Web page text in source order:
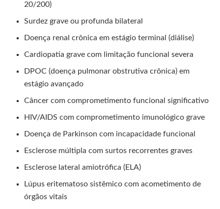
20/200)
Surdez grave ou profunda bilateral
Doença renal crônica em estágio terminal (diálise)
Cardiopatia grave com limitação funcional severa
DPOC (doença pulmonar obstrutiva crônica) em
estágio avançado
Câncer com comprometimento funcional significativo
HIV/AIDS com comprometimento imunológico grave
Doença de Parkinson com incapacidade funcional
Esclerose múltipla com surtos recorrentes graves
Esclerose lateral amiotrófica (ELA)
Lúpus eritematoso sistêmico com acometimento de
órgãos vitais